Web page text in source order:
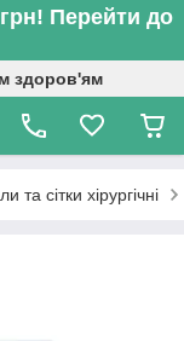
Перейти до
здоров'ям
та сітки хірургічні